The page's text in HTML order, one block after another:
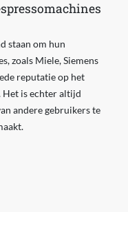
staan om hun
zoals Miele, Siemens
reputatie op het
Het is echter altijd
andere gebruikers te